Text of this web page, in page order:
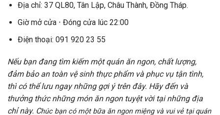
Địa chỉ: 37 QL80, Tân Lập, Châu Thành, Đồng Tháp.
Giờ mở cửa ⋅ Đóng cửa lúc 22:00
Điện thoại: 091 920 23 55
Nếu bạn đang tìm kiếm một quán ăn ngon, chất lượng,
đảm bảo an toàn vệ sinh thực phẩm và phục vụ tận tình,
thì có thể lưu ngay những gợi ý trên đây. Hãy đến và
thưởng thức những món ăn ngon tuyệt vời tại những địa
chỉ này. Chúc bạn có một bữa ăn ngon miệng và vui vẻ tại quán